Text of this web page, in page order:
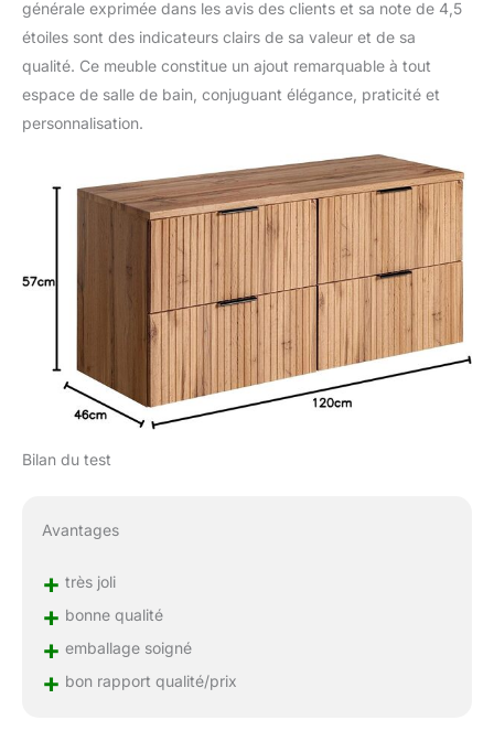
générale exprimée dans les avis des clients et sa note de 4,5
étoiles sont des indicateurs clairs de sa valeur et de sa
qualité. Ce meuble constitue un ajout remarquable à tout
espace de salle de bain, conjuguant élégance, praticité et
personnalisation.
Bilan du test
Avantages
+ très joli
+ bonne qualité
+ emballage soigné
+ bon rapport qualité/prix